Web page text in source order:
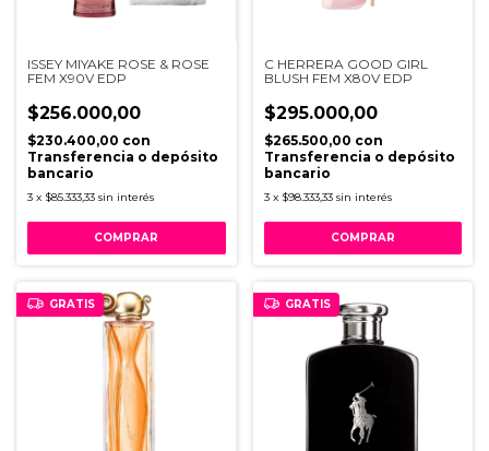
ISSEY MIYAKE ROSE & ROSE
FEM X90V EDP
$256.000,00
$230.400,00 con
Transferencia o depósito
bancario
3 x $85.333,33 sin interés
C HERRERA GOOD GIRL
BLUSH FEM X80V EDP
$295.000,00
$265.500,00 con
Transferencia o depósito
bancario
3 x $98.333,33 sin interés
GRATIS GRATIS